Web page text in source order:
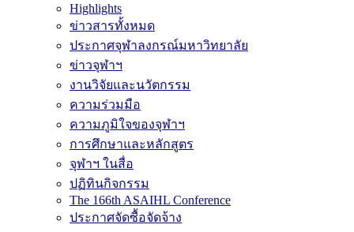
Highlights
ข่าวสารทั้งหมด
ประกาศจุฬาลงกรณ์มหาวิทยาลัย
ข่าวจุฬาฯ
งานวิจัยและนวัตกรรม
ความร่วมมือ
ความภูมิใจของจุฬาฯ
การศึกษาและหลักสูตร
จุฬาฯ ในสื่อ
ปฏิทินกิจกรรม
The 166th ASAIHL Conference
ประกาศจัดซื้อจัดจ้าง